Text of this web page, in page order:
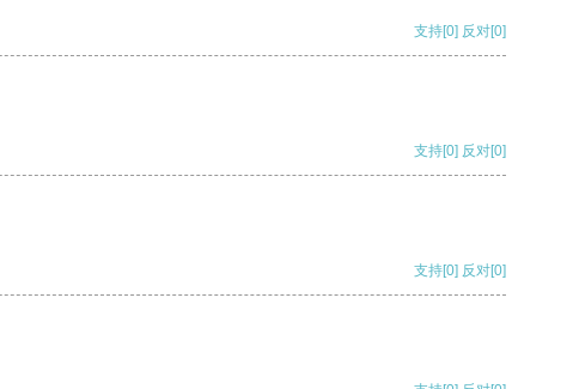
支持[0] 反对[0]
支持[0] 反对[0]
支持[0] 反对[0]